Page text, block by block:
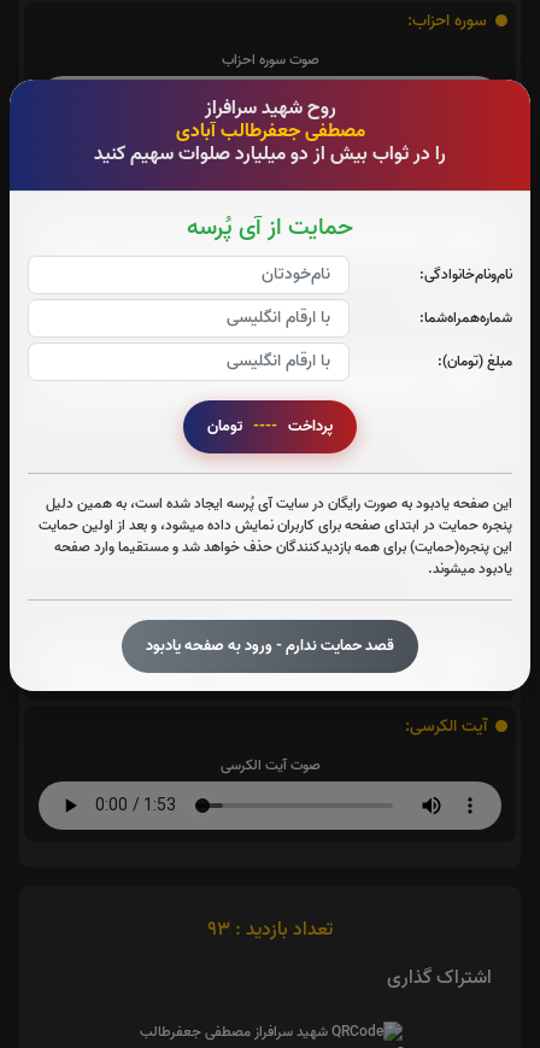
روح شهید سرافراز
مصطفی جعفرطالب آبادی
را در ثواب بیش از دو میلیارد صلوات سهیم کنید
حمایت از آی پُرسه
نام‌و‌نام‌خانوادگی:
شماره‌همراه‌شما:
مبلغ (تومان):
پرداخت ----
این صفحه یادبود به صورت رایگان در سایت آی پُرسه ایجاد شده است، به همین دلیل
پنجره حمایت در ابتدای صفحه برای کاربران نمایش داده میشود، و بعد از اولین حمایت
این پنجره(حمایت) برای همه بازدیدکنندگان حذف خواهد شد و مستقیما وارد صفحه
یادبود میشوند.
قصد حمایت ندارم - ورود به صفحه یادبود
سوره احزاب:
صوت سوره احزاب
سوره صافات:
صوت سوره یاسین
سوره ملک:
صوت سوره ملک
آیت الکرسی:
صوت آیت الکرسی
تعداد بازدید : 93
اشتراک گذاری